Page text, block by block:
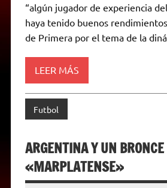
n
d
l
y
“algún jugador de experiencia
haya tenido buenos
de Primera por el tema de la
LEER MÁS
Futbol
ARGENTINA Y UN BRONCE
«MARPLATENSE»